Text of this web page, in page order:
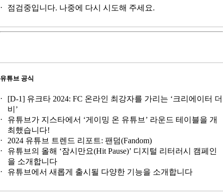
점검중입니다. 나중에 다시 시도해 주세요.
유튜브 공식
[D-1] 유크타 2024: FC 온라인 최강자를 가리는 ‘크리에이터 더
비’
유튜브가 지스타에서 ‘게이밍 온 유튜브’ 라운드 테이블을 개
최했습니다!
2024 유튜브 트렌드 리포트: 팬덤(Fandom)
유튜브의 올해 ‘잠시만요(Hit Pause)’ 디지털 리터러시 캠페인
을 소개합니다
유튜브에서 새롭게 출시될 다양한 기능을 소개합니다